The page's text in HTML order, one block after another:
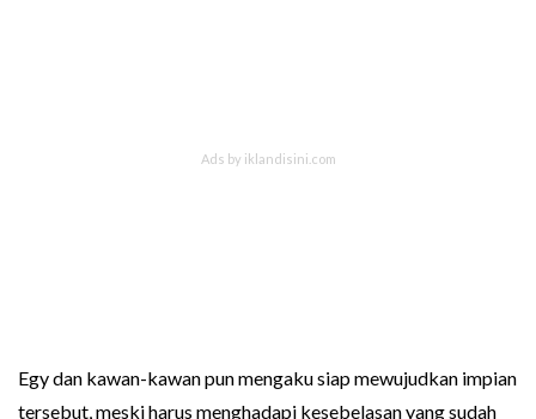
Egy dan kawan-kawan pun mengaku siap mewujudkan impian
tersebut, meski harus menghadapi kesebelasan yang sudah